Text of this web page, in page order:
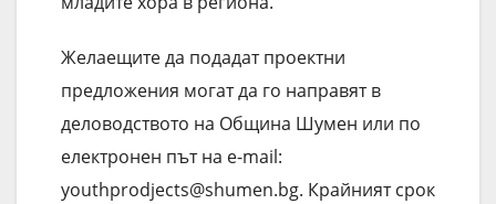
Желаещите да подадат проектни
предложения могат да го направят в
деловодството на Община Шумен или по
електронен път на e-mail:
youthprodjects@shumen.bg. Крайният срок